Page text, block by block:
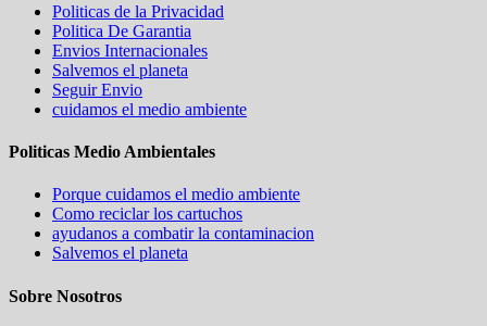
Politicas de la Privacidad
Politica De Garantia
Envios Internacionales
Salvemos el planeta
Seguir Envio
cuidamos el medio ambiente
Politicas Medio Ambientales
Porque cuidamos el medio ambiente
Como reciclar los cartuchos
ayudanos a combatir la contaminacion
Salvemos el planeta
Sobre Nosotros